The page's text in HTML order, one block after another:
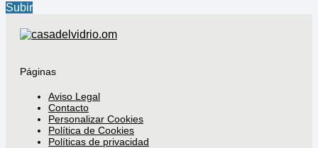
Subir
Páginas
Aviso Legal
Contacto
Personalizar Cookies
Política de Cookies
Políticas de privacidad